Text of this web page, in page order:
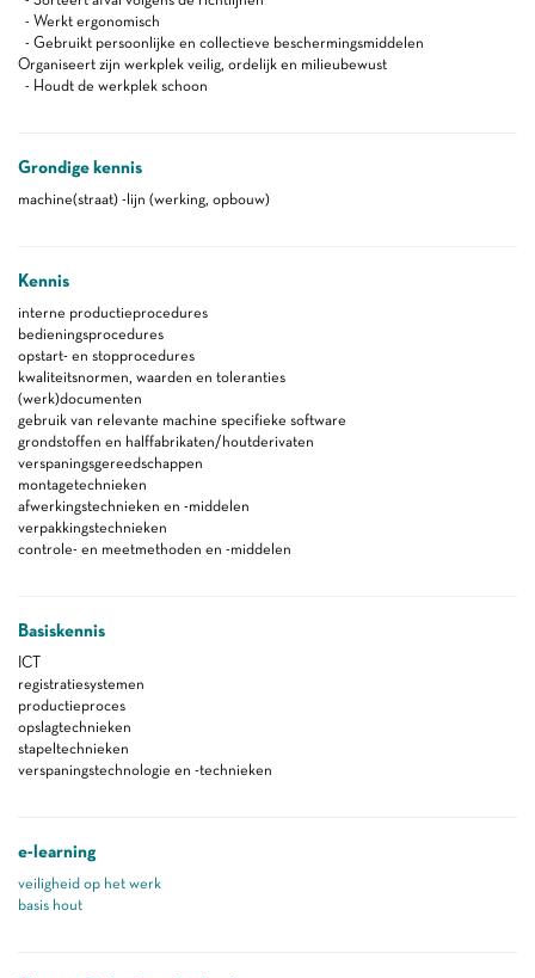
- Werkt ergonomisch
- Gebruikt persoonlijke en collectieve beschermingsmiddelen
Organiseert zijn werkplek veilig, ordelijk en milieubewust
- Houdt de werkplek schoon
Grondige kennis
machine(straat) -lijn (werking, opbouw)
Kennis
interne productieprocedures
bedieningsprocedures
opstart- en stopprocedures
kwaliteitsnormen, waarden en toleranties
(werk)documenten
gebruik van relevante machine specifieke software
grondstoffen en halffabrikaten/houtderivaten
verspaningsgereedschappen
montagetechnieken
afwerkingstechnieken en -middelen
verpakkingstechnieken
controle- en meetmethoden en -middelen
Basiskennis
ICT
registratiesystemen
productieproces
opslagtechnieken
stapeltechnieken
verspaningstechnologie en -technieken
e-learning
veiligheid op het werk
basis hout